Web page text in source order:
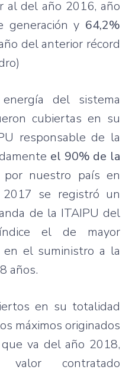
al del año 2016, año
generación y 64,2%
del anterior récord
del sistema
cubiertas en su
responsable de la
el 90% de la
por nuestro país en
se registró un
de la ITAIPU del
el de mayor
en el suministro a la
años.
en su totalidad
máximos originados
va del año 2018,
contratado